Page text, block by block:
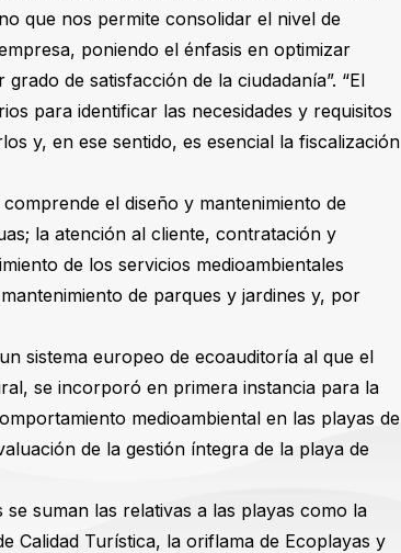
que nos permite consolidar el nivel de
poniendo el énfasis en optimizar
de satisfacción de la ciudadanía”. “El
para identificar las necesidades y requisitos
y, en ese sentido, es esencial la fiscalización
el diseño y mantenimiento de
la atención al cliente, contratación y
de los servicios medioambientales
de parques y jardines y, por
sistema europeo de ecoauditoría al que el
se incorporó en primera instancia para la
medioambiental en las playas de
de la gestión íntegra de la playa de
suman las relativas a las playas como la
Calidad Turística, la oriflama de Ecoplayas y